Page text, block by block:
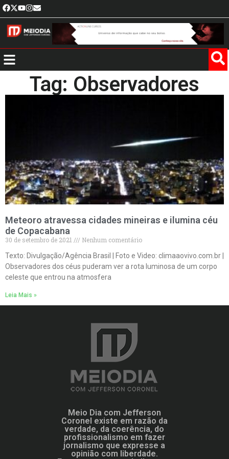
Tag: Observadores
Meteoro atravessa cidades mineiras e ilumina céu
de Copacabana
30 de setembro de 2021
Nenhum comentário
Texto: Divulgação/Agência Brasil | Foto e Video: climaaovivo.com.br |
Observadores dos céus puderam ver a rota luminosa de um corpo
celeste que entrou na atmosfera
Leia Mais »
Meio Dia com Jefferson
Coronel existe em razão da
verdade, da coerência, do
profissionalismo em fazer
jornalismo que expresse a
opinião com liberdade.